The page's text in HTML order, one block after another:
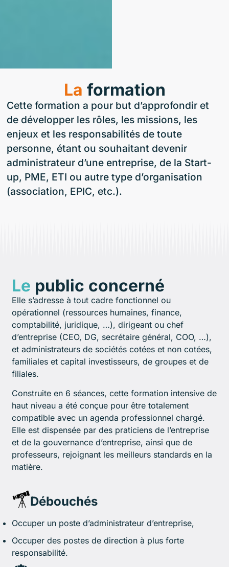
La formation
Cette formation a pour but d’approfondir et
de développer les rôles, les missions, les
enjeux et les responsabilités de toute
personne, étant ou souhaitant devenir
administrateur d’une entreprise, de la Start-
up, PME, ETI ou autre type d’organisation
(association, EPIC, etc.).
Le public concerné
Elle s’adresse à tout cadre fonctionnel ou
opérationnel (ressources humaines, finance,
comptabilité, juridique, …), dirigeant ou chef
d’entreprise (CEO, DG, secrétaire général, COO, …),
et administrateurs de sociétés cotées et non cotées,
familiales et capital investisseurs, de groupes et de
filiales.
Construite en 6 séances, cette formation intensive de
haut niveau a été conçue pour être totalement
compatible avec un agenda professionnel chargé.
Elle est dispensée par des praticiens de l’entreprise
et de la gouvernance d’entreprise, ainsi que de
professeurs, rejoignant les meilleurs standards en la
matière.
Débouchés
Occuper un poste d’administrateur d’entreprise,
Occuper des postes de direction à plus forte
responsabilité.